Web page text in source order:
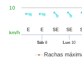
nuestra
y
el
Rachas
Sáb8 Lun 10
10
km/h E E SE SE